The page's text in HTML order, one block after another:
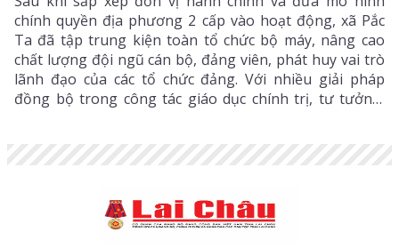
chính quyền địa phương 2 cấp vào hoạt động, xã Pắc
Ta đã tập trung kiện toàn tổ chức bộ máy, nâng cao
chất lượng đội ngũ cán bộ, đảng viên, phát huy vai trò
lãnh đạo của các tổ chức đảng. Với nhiều giải pháp
đồng bộ trong công tác giáo dục chính trị, tư tưởng,